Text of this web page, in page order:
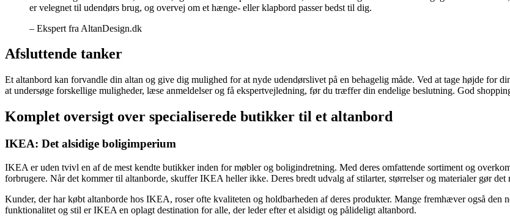
er velegnet til udendørs brug, og overvej om et hænge- eller klapbord passer bedst til dig.
– Ekspert fra AltanDesign.dk
Afsluttende tanker
Et altanbord kan forvandle din altan og give dig mulighed for at nyde udendørslivet på en behagelig måde. Ved at tage højde for
at undersøge forskellige muligheder, læse anmeldelser og få ekspertvejledning, før du træffer din endelige beslutning. God
Komplet oversigt over specialiserede butikker til et altanbord
IKEA: Det alsidige boligimperium
IKEA er uden tvivl en af ​​de mest kendte butikker inden for møbler og boligindretning. Med deres omfattende sortiment og
forbrugere. Når det kommer til altanborde, skuffer IKEA heller ikke. Deres bredt udvalg af stilarter, størrelser og materialer gør
Kunder, der har købt altanborde hos IKEA, roser ofte kvaliteten og holdbarheden af deres produkter. Mange fremhæver også
funktionalitet og stil er IKEA en oplagt destination for alle, der leder efter et alsidigt og pålideligt altanbord.